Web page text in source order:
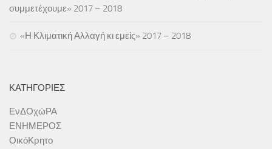
συμμετέχουμε» 2017 – 2018
«Η Κλιματική Αλλαγή κι εμείς» 2017 – 2018
ΚΑΤΗΓΟΡΊΕΣ
ΕνΔΟχώΡΑ
ΕΝΗΜΕΡΟΣ
ΟικόΚρητο